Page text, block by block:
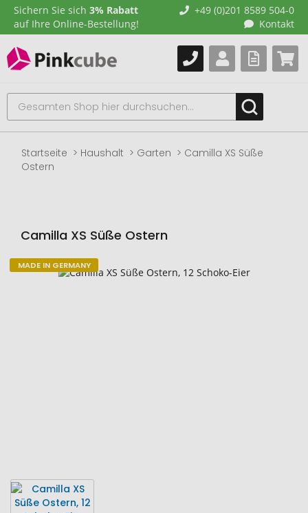
Sichern Sie sich 3% Rabatt
auf Ihre Online-Bestellung!
+49 (0)201 8589 504-0
Kontakt
Startseite Haushalt Garten
Camilla XS Süße
Ostern
Camilla XS Süße Ostern
Zum
MADE IN GERMANY